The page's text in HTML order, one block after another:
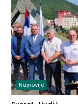
Najnovije